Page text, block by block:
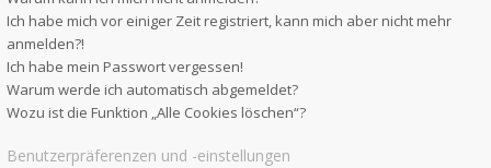
Ich habe mich vor einiger Zeit registriert, kann mich aber nicht mehr
anmelden?!
Ich habe mein Passwort vergessen!
Warum werde ich automatisch abgemeldet?
Wozu ist die Funktion „Alle Cookies löschen“?
Benutzerpräferenzen und -einstellungen